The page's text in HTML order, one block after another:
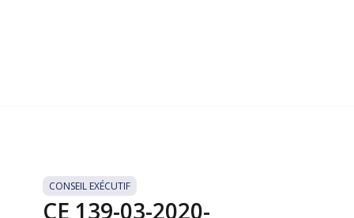
CONSEIL EXÉCUTIF
CE 139-03-2020-